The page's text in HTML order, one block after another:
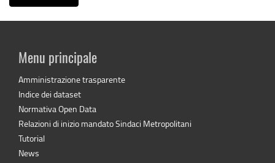
Menu principale
Amministrazione trasparente
Indice dei dataset
Normativa Open Data
Relazioni di inizio mandato Sindaci Metropolitani
Tutorial
News